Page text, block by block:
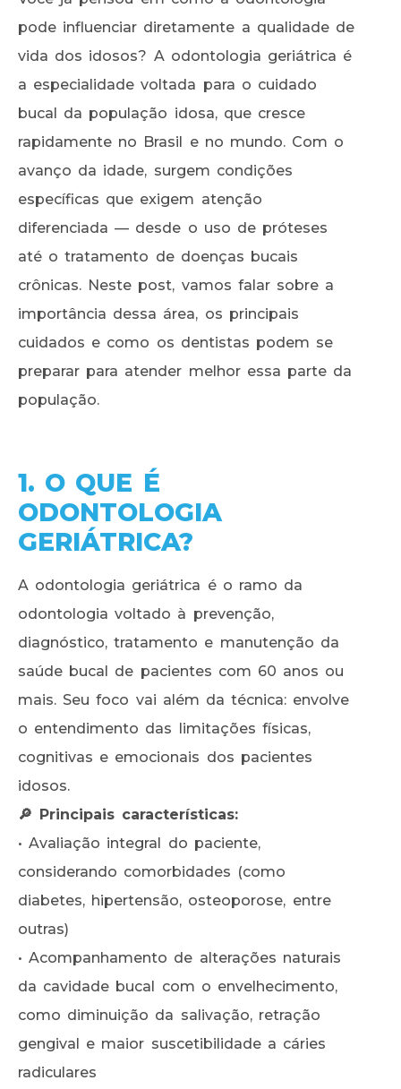
pode influenciar diretamente a qualidade de
vida dos idosos? A odontologia geriátrica é
a especialidade voltada para o cuidado
bucal da população idosa, que cresce
rapidamente no Brasil e no mundo. Com o
avanço da idade, surgem condições
específicas que exigem atenção
diferenciada — desde o uso de próteses
até o tratamento de doenças bucais
crônicas. Neste post, vamos falar sobre a
importância dessa área, os principais
cuidados e como os dentistas podem se
preparar para atender melhor essa parte da
população.
1. O QUE É
ODONTOLOGIA
GERIÁTRICA?
A odontologia geriátrica é o ramo da
odontologia voltado à prevenção,
diagnóstico, tratamento e manutenção da
saúde bucal de pacientes com 60 anos ou
mais. Seu foco vai além da técnica: envolve
o entendimento das limitações físicas,
cognitivas e emocionais dos pacientes
idosos.
🔎 Principais características:
• Avaliação integral do paciente,
considerando comorbidades (como
diabetes, hipertensão, osteoporose, entre
outras)
• Acompanhamento de alterações naturais
da cavidade bucal com o envelhecimento,
como diminuição da salivação, retração
gengival e maior suscetibilidade a cáries
radiculares